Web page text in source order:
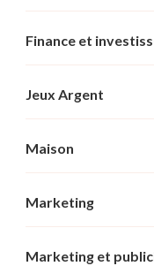
Finance et
Jeux Argent
Maison
Marketing
Marketing et